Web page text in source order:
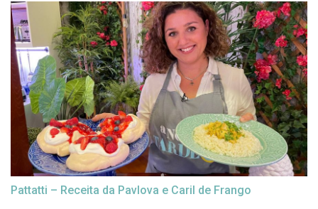
Pattatti – Receita da Pavlova e Caril de Frango